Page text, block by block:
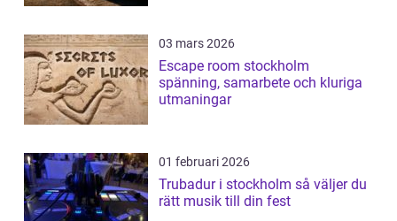
03 mars 2026
Escape room stockholm
spänning, samarbete och kluriga
utmaningar
01 februari 2026
Trubadur i stockholm så väljer du
rätt musik till din fest